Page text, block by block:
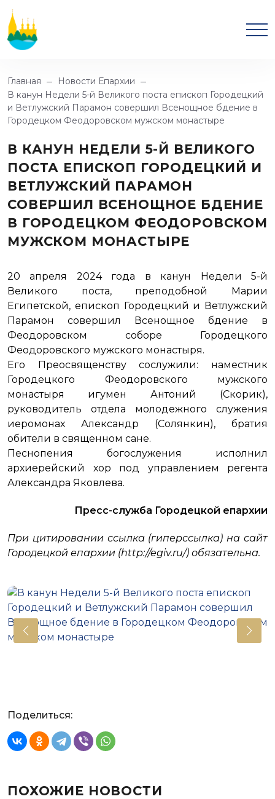
Главная
Новости Епархии
В канун Недели 5-й Великого поста епископ Городецкий
и Ветлужский Парамон совершил Всенощное бдение в
Городецком Феодоровском мужском монастыре
В КАНУН НЕДЕЛИ 5-Й ВЕЛИКОГО
ПОСТА ЕПИСКОП ГОРОДЕЦКИЙ И
ВЕТЛУЖСКИЙ ПАРАМОН
СОВЕРШИЛ ВСЕНОЩНОЕ БДЕНИЕ
В ГОРОДЕЦКОМ ФЕОДОРОВСКОМ
МУЖСКОМ МОНАСТЫРЕ
20 апреля 2024 года в канун Недели 5-й
Великого поста, преподобной Марии
Египетской, епископ Городецкий и Ветлужский
Парамон совершил Всенощное бдение в
Феодоровском соборе Городецкого
Феодоровского мужского монастыря.
Его Преосвященству сослужили: наместник
Городецкого Феодоровского мужского
монастыря игумен Антоний (Скорик),
руководитель отдела молодежного служения
иеромонах Александр (Солянкин), братия
обители в священном сане.
Песнопения богослужения исполнил
архиерейский хор под управлением регента
Александра Яковлева.
Пресс-служба Городецкой епархии
При цитировании ссылка (гиперссылка) на сайт
Городецкой епархии (http://egiv.ru/) обязательна.
Поделиться:
ПОХОЖИЕ НОВОСТИ